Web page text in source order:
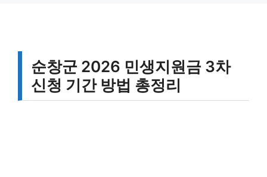
순창군 2026 민생지원금 3차
신청 기간 방법 총정리